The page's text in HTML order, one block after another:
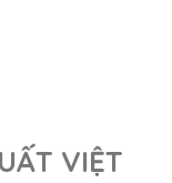
VIỆT